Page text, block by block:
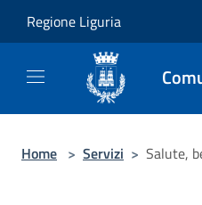
Regione Liguria
Home > Servizi > Salute,